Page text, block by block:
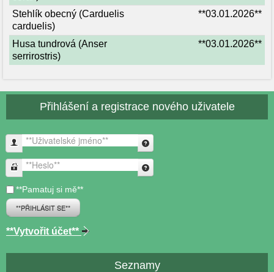
Stehlík obecný (Carduelis
carduelis)
**03.01.2026**
Husa tundrová (Anser
serrirostris)
**03.01.2026**
Přihlášení a registrace nového uživatele
**Uživatelské jméno**
**Heslo**
**Pamatuj si mě**
**PŘIHLÁSIT SE**
**Vytvořit účet**
Seznamy